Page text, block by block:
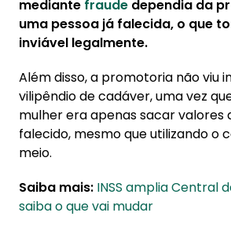
mediante fraude dependia da
uma pessoa já falecida, o que
inviável legalmente.
Além disso, a promotoria não viu
vilipêndio de cadáver, uma vez
mulher era apenas sacar valores
falecido, mesmo que utilizando o
meio.
Saiba mais: INSS amplia Central
saiba o que vai mudar